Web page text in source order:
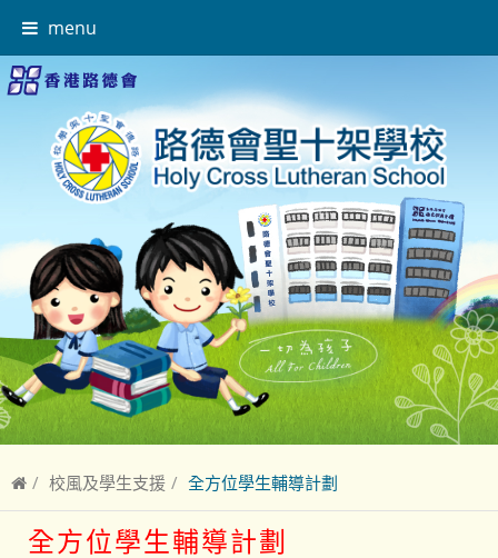
menu
校風及學生支援 全方位學生輔導計劃
全方位學生輔導計劃